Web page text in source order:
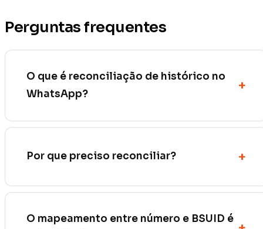
Perguntas frequentes
O que é reconciliação de histórico no
WhatsApp?
Por que preciso reconciliar?
O mapeamento entre número e BSUID é